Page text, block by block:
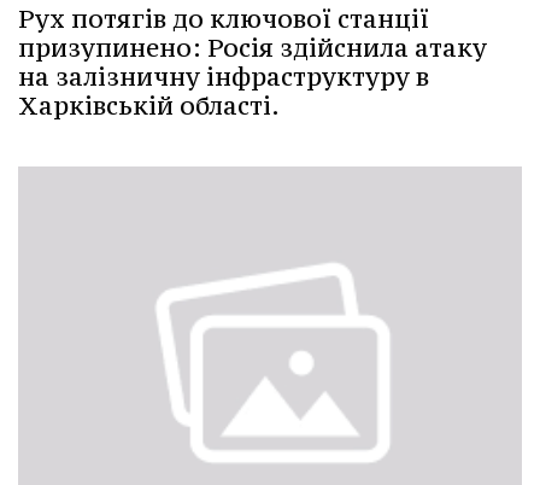
Рух потягів до ключової станції
призупинено: Росія здійснила атаку
на залізничну інфраструктуру в
Харківській області.